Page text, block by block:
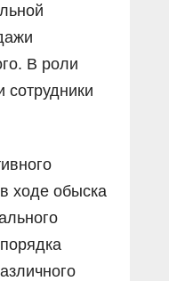
В роли
сотрудники
ходе обыска